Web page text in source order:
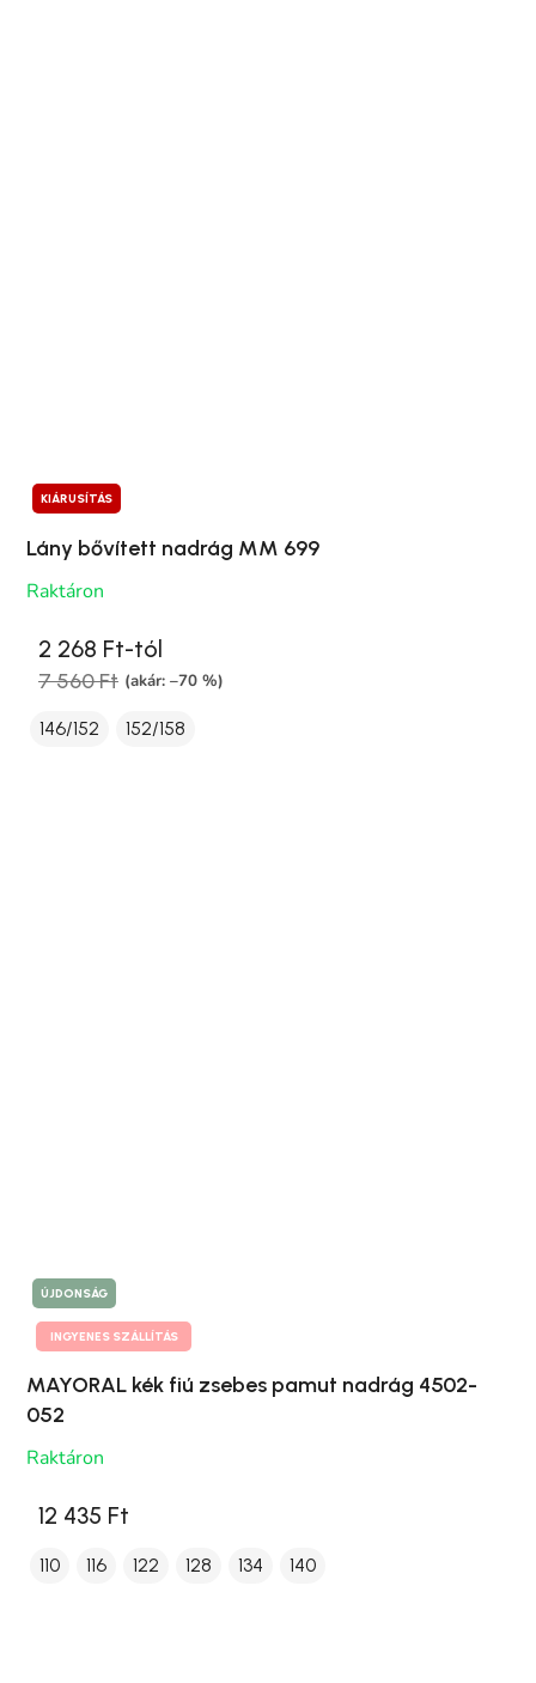
KIÁRUSÍTÁS
Lány bővített nadrág MM 699
Raktáron
2 268 Ft-tól
7 560 Ft (akár: –70 %)
146/152 152/158
ÚJDONSÁG
INGYENES SZÁLLÍTÁS
MAYORAL kék fiú zsebes pamut nadrág 4502-
052
Raktáron
12 435 Ft
110 116 122 128 134 140